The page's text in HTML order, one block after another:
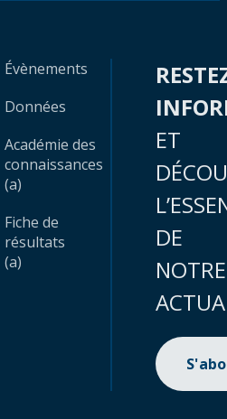
Évènements
Données
Académie des
connaissances
(a)
Fiche de
résultats
(a)
ET
DE
NOTRE